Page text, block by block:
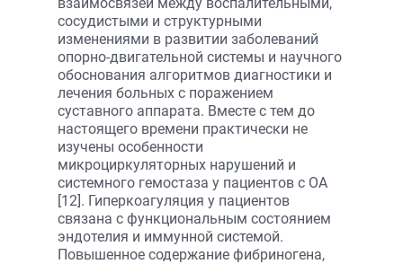
сосудистыми и структурными
изменениями в развитии заболеваний
опорно-двигательной системы и научного
обоснования алгоритмов диагностики и
лечения больных с поражением
суставного аппарата. Вместе с тем до
настоящего времени практически не
изучены особенности
микроциркуляторных нарушений и
системного гемостаза у пациентов с ОА
[12]. Гиперкоагуляция у пациентов
связана с функциональным состоянием
эндотелия и иммунной системой.
Повышенное содержание фибриногена,